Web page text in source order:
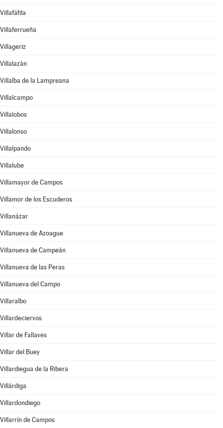
Villafáfila
Villaferrueña
Villageriz
Villalazán
Villalba de la Lampreana
Villalcampo
Villalobos
Villalonso
Villalpando
Villalube
Villamayor de Campos
Villamor de los Escuderos
Villanázar
Villanueva de Azoague
Villanueva de Campeán
Villanueva de las Peras
Villanueva del Campo
Villaralbo
Villardeciervos
Villar de Fallaves
Villar del Buey
Villardiegua de la Ribera
Villárdiga
Villardondiego
Villarrín de Campos